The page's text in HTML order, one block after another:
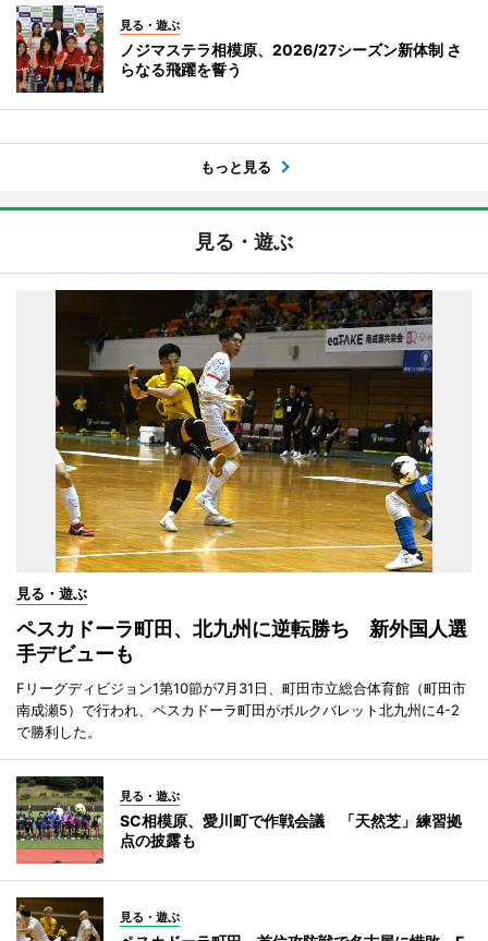
見る・遊ぶ
ノジマステラ相模原、2026/27シーズン新体制 さ
らなる飛躍を誓う
もっと見る
見る・遊ぶ
見る・遊ぶ
ペスカドーラ町田、北九州に逆転勝ち 新外国人選
手デビューも
Fリーグディビジョン1第10節が7月31日、町田市立総合体育館（町田市
南成瀬5）で行われ、ペスカドーラ町田がボルクバレット北九州に4-2
で勝利した。
見る・遊ぶ
SC相模原、愛川町で作戦会議 「天然芝」練習拠
点の披露も
見る・遊ぶ